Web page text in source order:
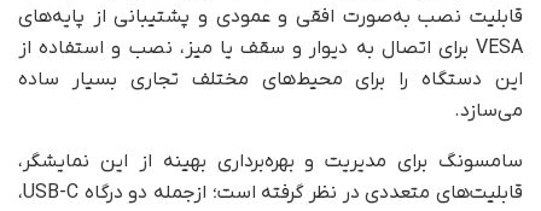
قابلیت نصب به‌صورت افقی و عمودی و پشتیبانی از پایه‌های
VESA برای اتصال به دیوار و سقف یا میز، نصب و استفاده از
این دستگاه را برای محیط‌های مختلف تجاری بسیار ساده
می‌سازد.
سامسونگ برای مدیریت و بهره‌برداری بهینه از این نمایشگر،
قابلیت‌های متعددی در نظر گرفته است؛ ازجمله دو درگاه USB-C،